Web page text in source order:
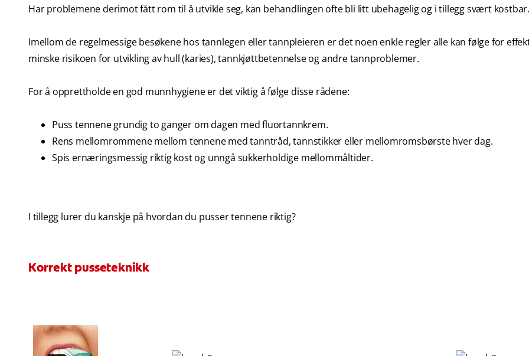
Har problemene derimot fått rom til å utvikle seg, kan behandlingen ofte bli litt ubehagelig og i tillegg svært kostbar.
Imellom de regelmessige besøkene hos tannlegen eller tannpleieren er det noen enkle regler alle kan følge for
minske risikoen for utvikling av hull (karies), tannkjøttbetennelse og andre tannproblemer.
For å opprettholde en god munnhygiene er det viktig å følge disse rådene:
Puss tennene grundig to ganger om dagen med fluortannkrem.
Rens mellomrommene mellom tennene med tanntråd, tannstikker eller mellomromsbørste hver dag.
Spis ernæringsmessig riktig kost og unngå sukkerholdige mellommåltider.
I tillegg lurer du kanskje på hvordan du pusser tennene riktig?
Korrekt pusseteknikk